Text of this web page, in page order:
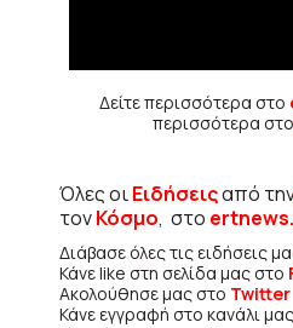
Δείτε περισσότερα στο
περισσότερα στο
Όλες οιΕιδήσειςαπό
τονΚόσμο, στο
Διάβασε όλες τις ειδήσεις
Κάνε like στη σελίδα μας στο
Ακολούθησε μας στο Twitter
Κάνε εγγραφή στο κανάλι